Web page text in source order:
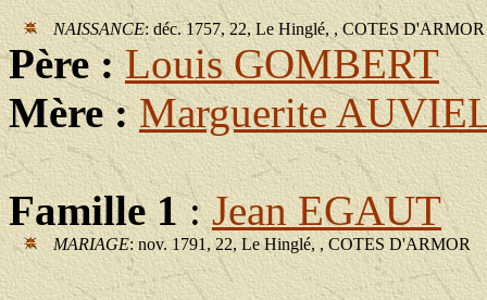
NAISSANCE: déc. 1757, 22, Le Hinglé, , COTES D'ARMOR
Père :Louis GOMBERT
Mère :Marguerite
Famille 1:Jean EGAUT
MARIAGE: nov. 1791, 22, Le Hinglé, , COTES D'ARMOR